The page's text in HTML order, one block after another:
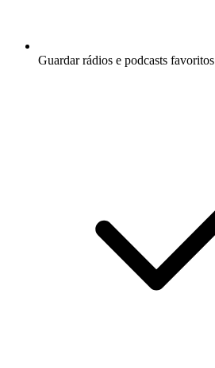
Guardar rádios e podcasts favoritos